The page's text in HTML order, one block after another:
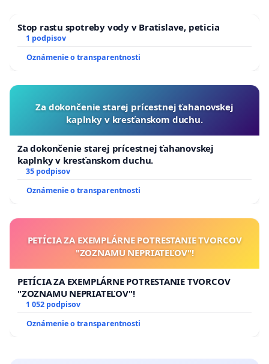
Stop rastu spotreby vody v Bratislave, peticia
1 podpisov
Oznámenie o transparentnosti
Za dokončenie starej prícestnej ťahanovskej
kaplnky v kresťanskom duchu.
Za dokončenie starej prícestnej ťahanovskej
kaplnky v kresťanskom duchu.
35 podpisov
Oznámenie o transparentnosti
PETÍCIA ZA EXEMPLÁRNE POTRESTANIE TVORCOV
"ZOZNAMU NEPRIATEĽOV"!
PETÍCIA ZA EXEMPLÁRNE POTRESTANIE TVORCOV
"ZOZNAMU NEPRIATEĽOV"!
1 052 podpisov
Oznámenie o transparentnosti